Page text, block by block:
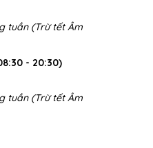
tuần (Trừ tết Âm
- 20:30)
tuần (Trừ tết Âm